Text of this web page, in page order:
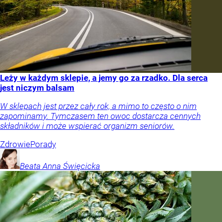
Leży w każdym sklepie, a jemy go za rzadko. Dla serca
jest niczym balsam
W sklepach jest przez cały rok, a mimo to często o nim
zapominamy. Tymczasem ten owoc dostarcza cennych
składników i może wspierać organizm seniorów.
ZdrowiePorady
Beata Anna Święcicka